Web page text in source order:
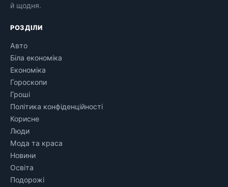
й щодня.
РОЗДІЛИ
Авто
Біла економіка
Економіка
Гороскопи
Гроші
Політика конфіденційності
Корисне
Люди
Мода та краса
Новини
Освіта
Подорожі